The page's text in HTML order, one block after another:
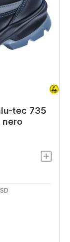
tec 735
nero